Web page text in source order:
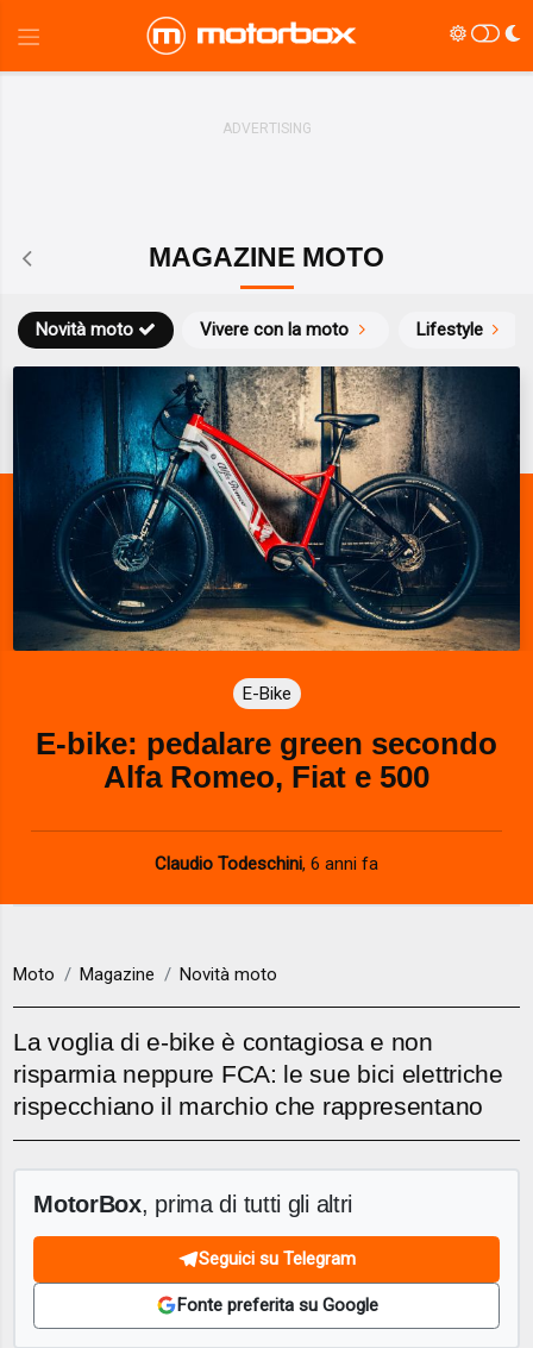
MAGAZINE MOTO
Novità moto Vivere con la moto Lifestyle
E-Bike
E-bike: pedalare green secondo
Alfa Romeo, Fiat e 500
Claudio Todeschini, 6 anni fa
Moto Magazine Novità moto
La voglia di e-bike è contagiosa e non
risparmia neppure FCA: le sue bici elettriche
rispecchiano il marchio che rappresentano
MotorBox, prima di tutti gli altri
Seguici su Telegram
Fonte preferita su Google